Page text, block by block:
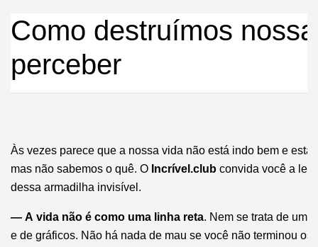
Como destruímos
perceber
Às vezes parece que a nossa vida não está indo bem e
mas não sabemos o quê. O Incrível.club convida você a ler
dessa armadilha invisível.
— A vida não é como uma linha reta. Nem se trata de um
e de gráficos. Não há nada de mau se você não terminou os